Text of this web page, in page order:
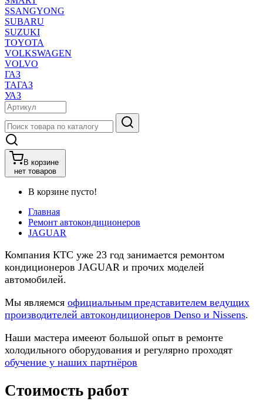
SSANGYONG
SUBARU
SUZUKI
TOYOTA
VOLKSWAGEN
VOLVO
ГАЗ
ТАГАЗ
УАЗ
В корзине
нет товаров
В корзине пусто!
Главная
Ремонт автокондиционеров
JAGUAR
Компания КТС уже 23 год занимается ремонтом
кондиционеров JAGUAR и прочих моделей
автомобилей.
Мы являемся официальным представителем ведущих
производителей автокондиционеров Denso и Nissens.
Наши мастера имееют большой опыт в ремонте
холодильного оборудования и регулярно проходят
обучение у наших партнёров
Стоимость работ